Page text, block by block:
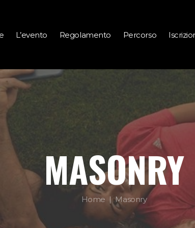
L’evento Regolamento Percorso
MASONRY
Home Masonry